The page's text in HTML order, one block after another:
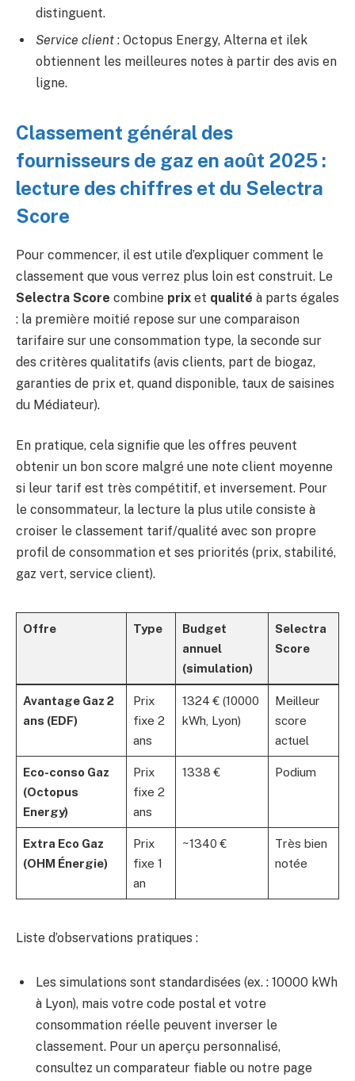
distinguent.
Service client : Octopus Energy, Alterna et ilek
obtiennent les meilleures notes à partir des avis en
ligne.
Classement général des
fournisseurs de gaz en août 2025 :
lecture des chiffres et du Selectra
Score
Pour commencer, il est utile d’expliquer comment le
classement que vous verrez plus loin est construit. Le
Selectra Score combine prix et qualité à parts égales
: la première moitié repose sur une comparaison
tarifaire sur une consommation type, la seconde sur
des critères qualitatifs (avis clients, part de biogaz,
garanties de prix et, quand disponible, taux de saisines
du Médiateur).
En pratique, cela signifie que les offres peuvent
obtenir un bon score malgré une note client moyenne
si leur tarif est très compétitif, et inversement. Pour
le consommateur, la lecture la plus utile consiste à
croiser le classement tarif/qualité avec son propre
profil de consommation et ses priorités (prix, stabilité,
gaz vert, service client).
Offre Type
Budget
annuel
(simulation)
Selectra
Score
Avantage Gaz 2
ans (EDF)
Prix
fixe 2
ans
1324 € (10000
kWh, Lyon)
Meilleur
score
actuel
Eco-conso Gaz
(Octopus
Energy)
Prix
fixe 2
ans
1338 € Podium
Extra Eco Gaz
(OHM Énergie)
Prix
fixe 1
an
~1340 €
Très bien
notée
Liste d’observations pratiques :
Les simulations sont standardisées (ex. : 10000 kWh
à Lyon), mais votre code postal et votre
consommation réelle peuvent inverser le
classement. Pour un aperçu personnalisé,
consultez un comparateur fiable ou notre page